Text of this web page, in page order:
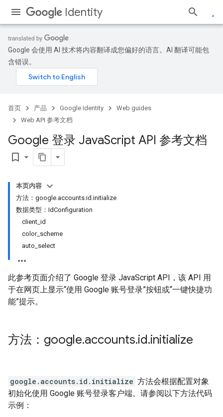
Identity
Google 会使用 AI 技术将内容翻译成您偏好的语言。AI 翻译可能包
含错误。
首页 产品 Google Identity
Web guides
Web API 参考文档
Google 登录 JavaScript API 参考文档
bookmark_border
本页内容
方法：google.accounts.id.initialize
数据类型：IdConfiguration
client_id
color_scheme
auto_select
此参考页面介绍了 Google 登录 JavaScript API，该 API 用
于在网页上显示“使用 Google 账号登录”按钮或“一键快捷功
能”提示。
方法：google.accounts.id.initialize
google.accounts.id.initialize 方法会根据配置对象
初始化使用 Google 账号登录客户端。请参阅以下方法代码
示例：